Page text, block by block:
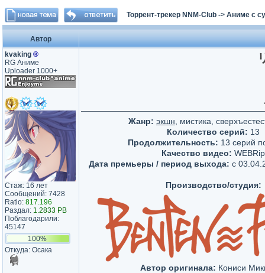
Торрент-трекер NNM-Club -> Аниме с
Автор
kvaking ®
RG Аниме
Uploader 1000+
Стаж: 16 лет
Сообщений: 7428
Ratio: 817.196
Раздал: 1.2833 PB
Поблагодарили:
45147
100%
Откуда: Осака
Жанр: экшн , мистика,
Количество серий: 13
Продолжительность: 13 серий
Качество видео: WEBRip
Дата премьеры / период выхода: c
Производство/студия:
Автор оригинала: Кониси